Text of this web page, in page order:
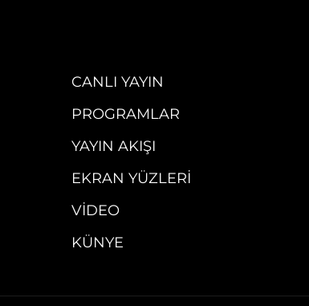
CANLI YAYIN
PROGRAMLAR
YAYIN AKIŞI
EKRAN YÜZLERI
VIDEO
KÜNYE